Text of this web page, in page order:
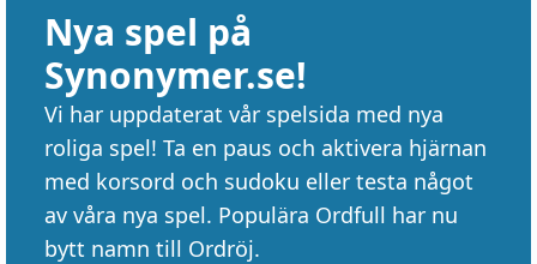
Nya spel på
Synonymer.se!
Vi har uppdaterat vår spelsida med nya
roliga spel! Ta en paus och aktivera hjärnan
med korsord och sudoku eller testa något
av våra nya spel. Populära Ordfull har nu
bytt namn till Ordröj.